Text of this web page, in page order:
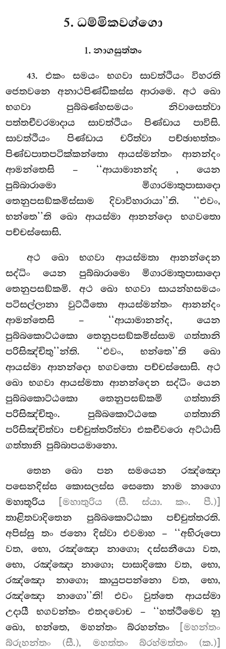
5. ධම්මිකවග්ගො
1. නාගසුත්තං
43. එකං සමයං භගවා සාවත්ථියං විහරති
ජෙතවනෙ අනාථපිණ්ඩිකස්ස ආරාමෙ. අථ ඛො
භගවා පුබ්බණ්හසමයං නිවාසෙත්වා
පත්තචීවරමාදාය සාවත්ථියං පිණ්ඩාය පාවිසි.
සාවත්ථියං පිණ්ඩාය චරිත්වා පච්ඡාභත්තං
පිණ්ඩපාතපටික්කන්තො ආයස්මන්තං ආනන්දං
ආමන්තෙසි – ‘‘ආයාමානන්ද , යෙන
පුබ්බාරාමො මිගාරමාතුපාසාදො
තෙනුපසඞ්කමිස්සාම දිවාවිහාරායා’’ති. ‘‘එවං,
භන්තෙ’’ති ඛො ආයස්මා ආනන්දො භගවතො
පච්චස්සොසි.
අථ ඛො භගවා ආයස්මතා ආනන්දෙන
සද්ධිං යෙන පුබ්බාරාමො මිගාරමාතුපාසාදො
තෙනුපසඞ්කමි. අථ ඛො භගවා සායන්හසමයං
පටිසල්ලානා වුට්ඨිතො ආයස්මන්තං ආනන්දං
ආමන්තෙසි – ‘‘ආයාමානන්ද, යෙන
පුබ්බකොට්ඨකො තෙනුපසඞ්කමිස්සාම ගත්තානි
පරිසිඤ්චිතු’’න්ති. ‘‘එවං, භන්තෙ’’ති ඛො
ආයස්මා ආනන්දො භගවතො පච්චස්සොසි. අථ
ඛො භගවා ආයස්මතා ආනන්දෙන සද්ධිං යෙන
පුබ්බකොට්ඨකො තෙනුපසඞ්කමි ගත්තානි
පරිසිඤ්චිතුං. පුබ්බකොට්ඨකෙ ගත්තානි
පරිසිඤ්චිත්වා පච්චුත්තරිත්වා එකචීවරො අට්ඨාසි
ගත්තානි පුබ්බාපයමානො.
තෙන ඛො පන සමයෙන රඤ්ඤො
පසෙනදිස්ස කොසලස්ස සෙතො නාම නාගො
මහාතූරිය
[මහාතුරිය (සී. ස්යා. කං. පී.)]
තාළිතවාදිතෙන පුබ්බකොට්ඨකා පච්චුත්තරති.
අපිස්සු තං ජනො දිස්වා එවමාහ – ‘‘අභිරූපො
වත, භො, රඤ්ඤො නාගො; දස්සනීයො වත,
භො, රඤ්ඤො නාගො; පාසාදිකො වත, භො,
රඤ්ඤො නාගො; කායුපපන්නො වත, භො,
රඤ්ඤො නාගො’’ති! එවං වුත්තෙ ආයස්මා
උදායී භගවන්තං එතදවොච – ‘‘හත්ථිමෙව නු
ඛො, භන්තෙ, මහන්තං බ්රහන්තං
[මහන්තං
බ්රුහන්තං (සී.), මහත්තං බ්රහ්මත්තං (ක.)]